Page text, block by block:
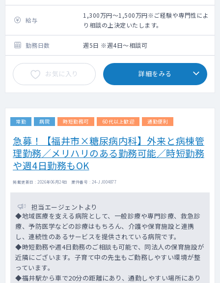
【外来】
外来担当コマ数：コマ程/週（AMのみ）
外来数：10～20名弱/コマ
※診療体制：2～3診
※一般内科診療対応が可能であれば問題あり
ません
【病棟管理】
病棟担当数：一般病棟40床、併設老健86床
(一般棟50床、認知症専門棟36床)
【当直・オンコール】
給与
1,300万円～1,500万円※ご経験や専門性によ
り相談の上決定いたします。
勤務日数 週5日 ※週4日～相談可
お気に入り 詳細をみる
常勤 病院 時短勤務可 60代以上歓迎 通勤便利
急募！【福井市×糖尿病内科】外来と病棟管
理勤務／メリハリのある勤務可能／時短勤務
や週4日勤務もOK
掲載更新日 : 2026年06月24日 案件番号 : 24-JJ004877
担当エージェントより
◆地域医療を支える病院として、一般診療や専門診療、救急診
療、予防医学などの診療はもちろん、介護や保育施設と連携
し、連続性のあるサービスを提供されている病院です。
◆時短勤務や週4日勤務のご相談も可能で、同法人の保育施設が
近隣にございます。子育て中の先生もご勤務しやすい環境が整
っています。
◆福井駅から車で20分の距離にあり、通勤しやすい場所にあり